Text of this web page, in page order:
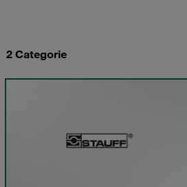
2 Categorie